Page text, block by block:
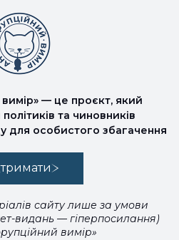
— це проєкт, який
та чиновників
для особистого збагачення
сайту лише за умови
видань — гіперпосилання)
вимір»